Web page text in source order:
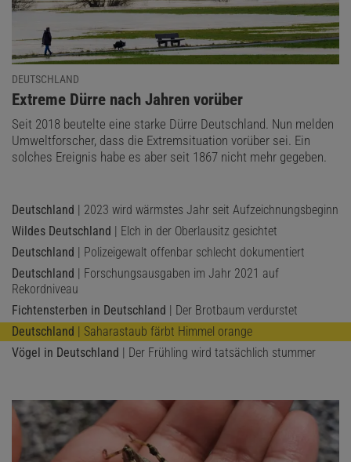
DEUTSCHLAND
:
Extreme Dürre nach Jahren vorüber
Seit 2018 beutelte eine starke Dürre Deutschland. Nun melden
Umweltforscher, dass die Extremsituation vorüber sei. Ein
solches Ereignis habe es aber seit 1867 nicht mehr gegeben.
Deutschland | 2023 wird wärmstes Jahr seit Aufzeichnungsbeginn
Wildes Deutschland | Elch in der Oberlausitz gesichtet
Deutschland | Polizeigewalt offenbar schlecht dokumentiert
Deutschland | Forschungsausgaben im Jahr 2021 auf
Rekordniveau
Fichtensterben in Deutschland | Der Brotbaum verdurstet
Deutschland | Saharastaub färbt Himmel orange
Vögel in Deutschland | Der Frühling wird tatsächlich stummer